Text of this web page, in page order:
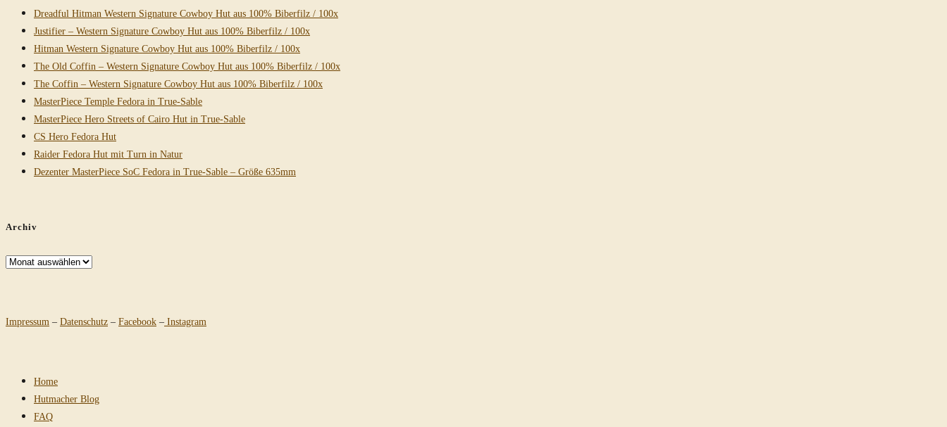
Dreadful Hitman Western Signature Cowboy Hut aus 100% Biberfilz / 100x
Justifier – Western Signature Cowboy Hut aus 100% Biberfilz / 100x
Hitman Western Signature Cowboy Hut aus 100% Biberfilz / 100x
The Old Coffin – Western Signature Cowboy Hut aus 100% Biberfilz / 100x
The Coffin – Western Signature Cowboy Hut aus 100% Biberfilz / 100x
MasterPiece Temple Fedora in True-Sable
MasterPiece Hero Streets of Cairo Hut in True-Sable
CS Hero Fedora Hut
Raider Fedora Hut mit Turn in Natur
Dezenter MasterPiece SoC Fedora in True-Sable – Größe 635mm
Archiv
Archiv
Impressum – Datenschutz – Facebook – Instagram
Home
Hutmacher Blog
FAQ